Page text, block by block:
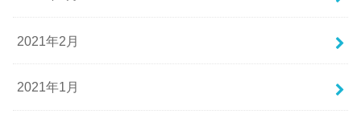
2021年2月
2021年1月